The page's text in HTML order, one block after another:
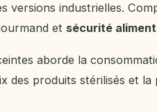
versions industrielles.
et sécurité
aborde la
des produits stérilisés et